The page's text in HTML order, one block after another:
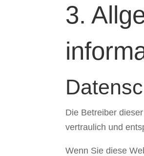
3.
Die Betreiber
vertraulich und
Wenn Sie diese